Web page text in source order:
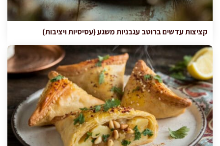
קציצות עדשים ברוטב עגבניות משגע (עסיסיות ויציבות)